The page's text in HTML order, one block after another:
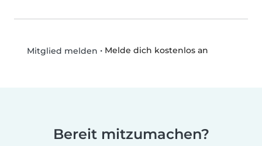
Mitglied melden • Melde dich kostenlos an
Bereit mitzumachen?